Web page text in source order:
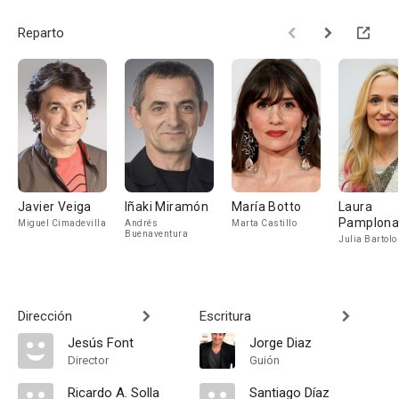
Reparto
Javier Veiga
Miguel Cimadevilla
Iñaki Miramón
Andrés
Buenaventura
María Botto
Marta Castillo
Laura
Pamplona
Julia
Dirección
Jesús Font
Director
Ricardo A. Solla
Escritura
Jorge Diaz
Guión
Santiago Díaz